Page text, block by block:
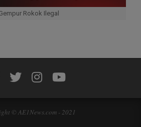
Rokok Ilegal
© AE1News.com - 2021